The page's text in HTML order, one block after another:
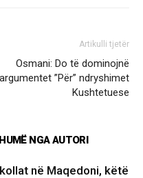
Artikulli tjetër
Osmani: Do të dominojnë
argumentet ”Për” ndryshimet
Kushtetuese
NGA AUTORI
në Maqedoni, këtë